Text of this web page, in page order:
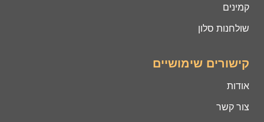
קמינים
שולחנות סלון
קישורים שימושיים
אודות
צור קשר